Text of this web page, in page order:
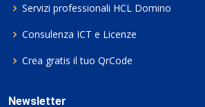
Servizi professionali HCL Domino
Consulenza ICT e Licenze
Crea gratis il tuo QrCode
Newsletter